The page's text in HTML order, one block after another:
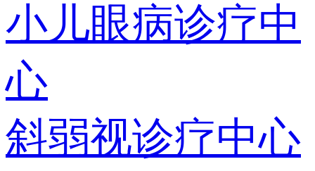
小儿眼病诊疗中
心
斜弱视诊疗中心